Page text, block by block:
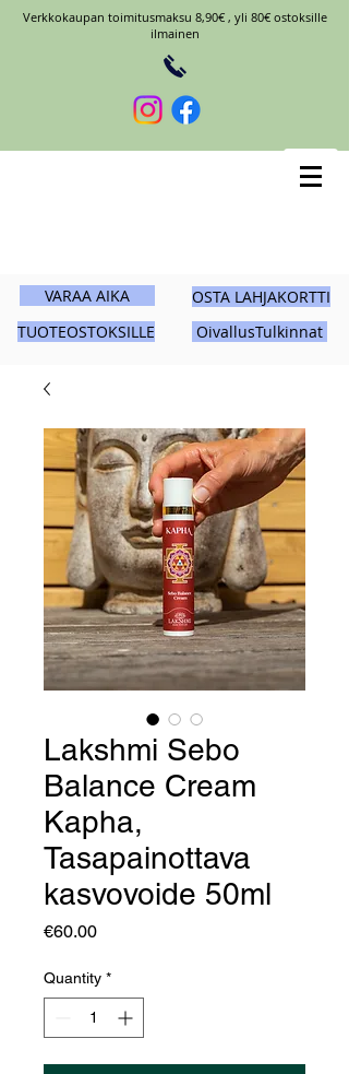
Verkkokaupan toimitusmaksu 8,90€ , yli 80€ ostoksille
ilmainen
VARAA AIKA
TUOTEOSTOKSILLE
OSTA LAHJAKORTTI
OivallusTulkinnat
Lakshmi Sebo
Balance Cream
Kapha,
Tasapainottava
kasvovoide 50ml
€60.00Price
Quantity *